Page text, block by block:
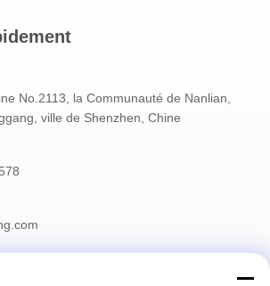
No.2113, la Communauté de Nanlian,
ville de Shenzhen, Chine